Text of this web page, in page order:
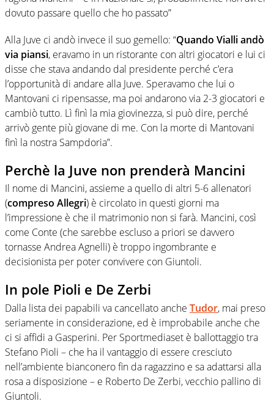
dovuto passare quello che ho passato”
Alla Juve ci andò invece il suo gemello: “Quando Vialli andò
via piansi, eravamo in un ristorante con altri giocatori e lui ci
disse che stava andando dal presidente perché c’era
l’opportunità di andare alla Juve. Speravamo che lui o
Mantovani ci ripensasse, ma poi andarono via 2-3 giocatori e
cambiò tutto. Lì finì la mia giovinezza, si può dire, perché
arrivò gente più giovane di me. Con la morte di Mantovani
finì la nostra Sampdoria”.
Perchè la Juve non prenderà Mancini
Il nome di Mancini, assieme a quello di altri 5-6 allenatori
(compreso Allegri) è circolato in questi giorni ma
l’impressione è che il matrimonio non si farà. Mancini, così
come Conte (che sarebbe escluso a priori se davvero
tornasse Andrea Agnelli) è troppo ingombrante e
decisionista per poter convivere con Giuntoli.
In pole Pioli e De Zerbi
Dalla lista dei papabili va cancellato anche Tudor, mai preso
seriamente in considerazione, ed è improbabile anche che
ci si affidi a Gasperini. Per Sportmediaset è ballottaggio tra
Stefano Pioli – che ha il vantaggio di essere cresciuto
nell’ambiente bianconero fin da ragazzino e sa adattarsi alla
rosa a disposizione – e Roberto De Zerbi, vecchio pallino di
Giuntoli.